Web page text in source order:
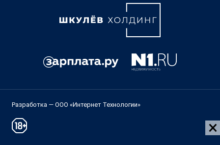
Разработка — ООО «Интернет Технологии»